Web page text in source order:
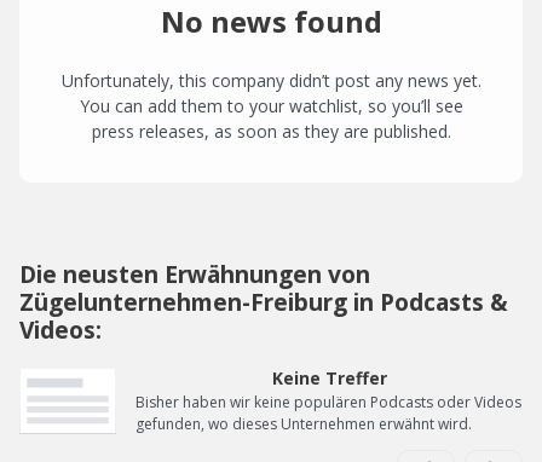
No news found
Unfortunately, this company didn’t post any news yet.
You can add them to your watchlist, so you’ll see
press releases, as soon as they are published.
Die neusten Erwähnungen von
Zügelunternehmen-Freiburg in Podcasts &
Videos:
Keine Treffer
Bisher haben wir keine populären Podcasts oder Videos
gefunden, wo dieses Unternehmen erwähnt wird.